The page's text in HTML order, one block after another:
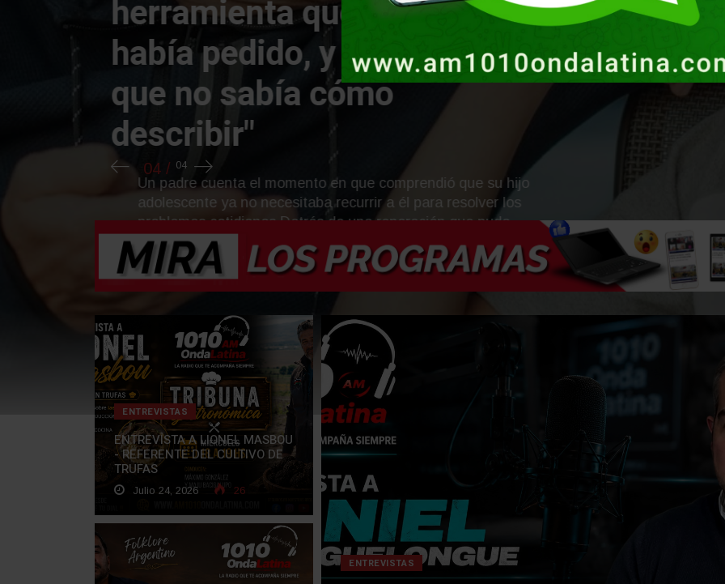
herramienta que nadie
había pedido, y sentí algo
que no sabía cómo
describir"
Un padre cuenta el momento en que comprendió que su hijo
adolescente ya no necesitaba recurrir a él para resolver los
problemas cotidianos.Detrás de una reparación que pudo
parecer insignificante ...
ENTREVISTAS
ENTREVISTA A LIONEL MASBOU
- REFERENTE DEL CULTIVO DE
TRUFAS
Julio 24, 2026 26
ENTREVISTAS